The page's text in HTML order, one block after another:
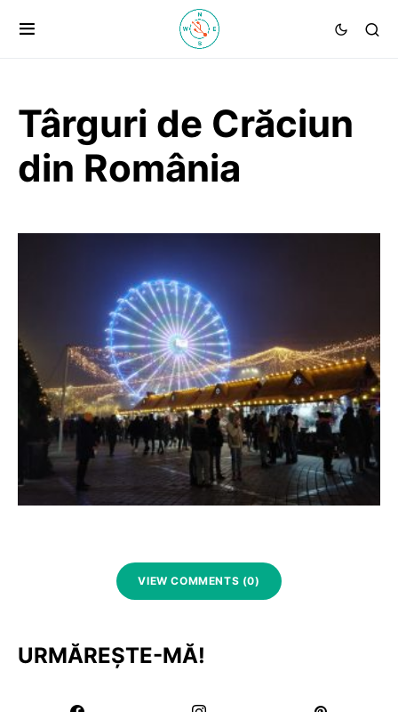
Târguri de Crăciun
din România
VIEW COMMENTS (0)
URMĂREȘTE-MĂ!